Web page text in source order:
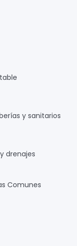
y sanitarios
drenajes
Comunes